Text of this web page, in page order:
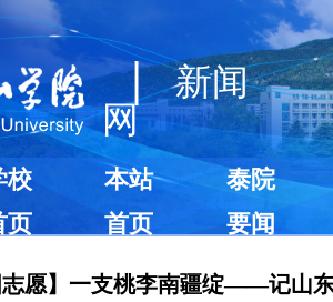
| 新闻
网
校
页
本站
首页
泰院
要闻
志愿】一支桃李南疆绽——记山